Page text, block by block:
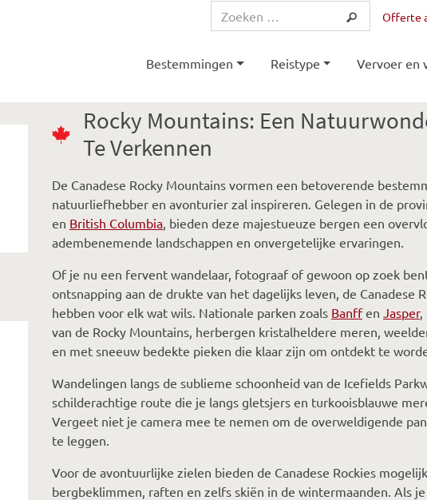
Offerte
Bestemmingen Reistype Vervoer en
Rocky Mountains: Een
Te Verkennen
De Canadese Rocky Mountains vormen een betoverende
natuurliefhebber en avonturier zal inspireren. Gelegen in de
en British Columbia , bieden deze majestueuze bergen een
adembenemende landschappen en onvergetelijke ervaringen.
Of je nu een fervent wandelaar, fotograaf of gewoon op zoek
ontsnapping aan de drukte van het dagelijks leven, de Canadese
hebben voor elk wat wils. Nationale parken zoals Banffen Jasper,
van de Rocky Mountains, herbergen kristalheldere meren,
en met sneeuw bedekte pieken die klaar zijn om ontdekt te
Wandelingen langs de sublieme schoonheid van de Icefields
schilderachtige route die je langs gletsjers en turkooisblauwe
Vergeet niet je camera mee te nemen om de overweldigende
te leggen.
Voor de avontuurlijke zielen bieden de Canadese Rockies
bergbeklimmen, raften en zelfs skiën in de wintermaanden. Als